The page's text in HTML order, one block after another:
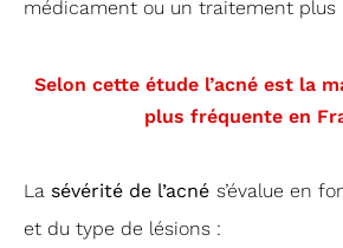
médicament ou un traitement plus
Selon cette étude l’acné est la
plus fréquente en
La sévérité de l’acné s’évalue en
et du type de lésions :